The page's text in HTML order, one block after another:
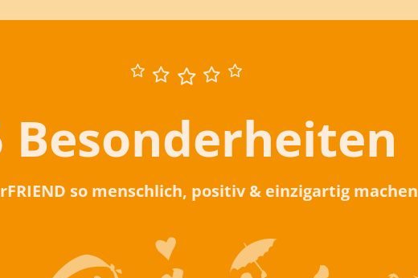
Besonderheiten
so menschlich, positiv & einzigartig machen